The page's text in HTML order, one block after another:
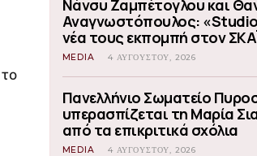
Νάνσυ Ζαμπέτογλου και
Αναγνωστόπουλος: «Studio
νέα τους εκπομπή στον
MEDIA 4 ΑΥΓΟΎΣΤΟΥ, 2026
Πανελλήνιο Σωματείο
υπερασπίζεται τη Μαρία
από τα επικριτικά σχόλια
MEDIA 4 ΑΥΓΟΎΣΤΟΥ, 2026